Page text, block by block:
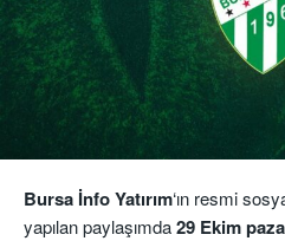
Bursa İnfo Yatırım‘ın resmi
yapılan paylaşımda29 Ekim